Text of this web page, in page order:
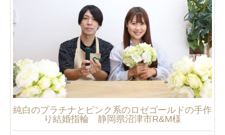
純白のプラチナとピンク系のロゼゴールドの手作
り結婚指輪 静岡県沼津市R&M様